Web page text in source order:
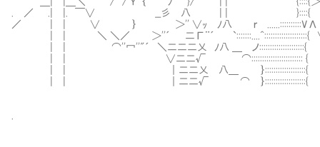
. ／ .| |. ￣∨ __彡 八 | | }::::{
／ | | ∨ ｝ ＞'' ∨ｯ ﾉ八 ｒ
| | ＼ ＼／ ＞''´ 二Γ¨´
| | ⌒''冖''"´ ＼二二二乂 ﾉ八 ＿ ノ
| | ∨二二√
| | ｜二二乂 八＿ ｝
| | ｜二二√ ⌒ ｝